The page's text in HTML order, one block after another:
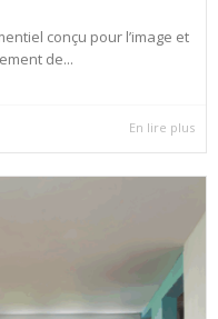
conçu pour l’image et
de...
En lire plus